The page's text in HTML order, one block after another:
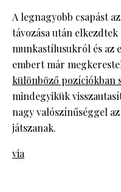
A legnagyobb csapást
távozása után
munkastílusukról és az
embert már
különböző pozíciókban
mindegyikük
nagy valószínűséggel
játszanak.
via